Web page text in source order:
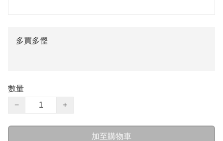
多買多慳
數量
−
+
加至購物車